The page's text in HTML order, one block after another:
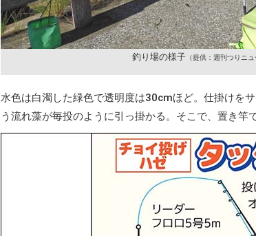
釣り場の様子 （提供：週刊つりニ
水色は白濁した緑色で透明度は30cmほど。仕掛けを
う流れ藻が毎投のように引っ掛かる。そこで、置き竿